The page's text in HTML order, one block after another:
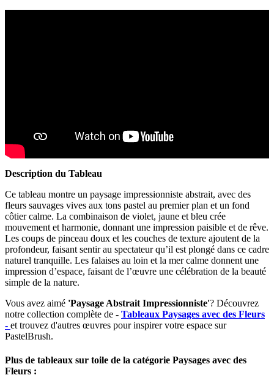
Description du Tableau
Ce tableau montre un paysage impressionniste abstrait, avec des
fleurs sauvages vives aux tons pastel au premier plan et un fond
côtier calme. La combinaison de violet, jaune et bleu crée
mouvement et harmonie, donnant une impression paisible et de rêve.
Les coups de pinceau doux et les couches de texture ajoutent de la
profondeur, faisant sentir au spectateur qu’il est plongé dans ce cadre
naturel tranquille. Les falaises au loin et la mer calme donnent une
impression d’espace, faisant de l’œuvre une célébration de la beauté
simple de la nature.
Vous avez aimé 'Paysage Abstrait Impressionniste'? Découvrez
notre collection complète de - Tableaux Paysages avec des Fleurs
- et trouvez d'autres œuvres pour inspirer votre espace sur
PastelBrush.
Plus de tableaux sur toile de la catégorie Paysages avec des
Fleurs :